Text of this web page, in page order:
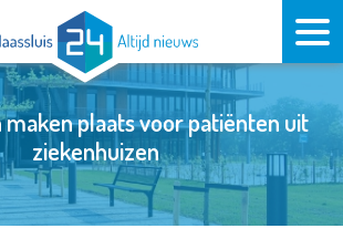
plaats voor patiënten uit
ziekenhuizen